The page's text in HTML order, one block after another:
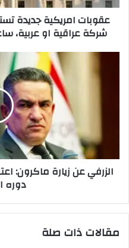
أية
شركة
عراقيةشركة عراقية او عربية،
العراق
إلى
دوره
الزرفي عن زيارة ماكرون:
دوره
مقالات ذات صلة